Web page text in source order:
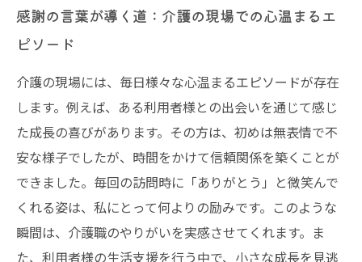
感謝の言葉が導く道：介護の現場での心温まるエ
ピソード
介護の現場には、毎日様々な心温まるエピソードが存在
します。例えば、ある利用者様との出会いを通じて感じ
た成長の喜びがあります。その方は、初めは無表情で不
安な様子でしたが、時間をかけて信頼関係を築くことが
できました。毎回の訪問時に「ありがとう」と微笑んで
くれる姿は、私にとって何よりの励みです。このような
瞬間は、介護職のやりがいを実感させてくれます。ま
た、利用者様の生活支援を行う中で、小さな成長を見逃